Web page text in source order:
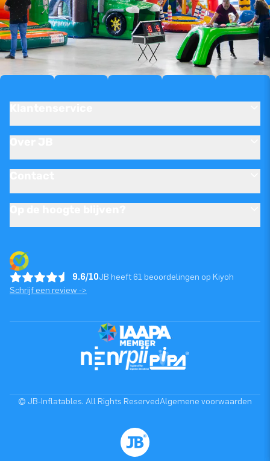
9.6/10JB heeft 61 beoordelingen op Kiyoh
Schrijf een review ->
© JB-Inflatables. All Rights ReservedAlgemene voorwaarden